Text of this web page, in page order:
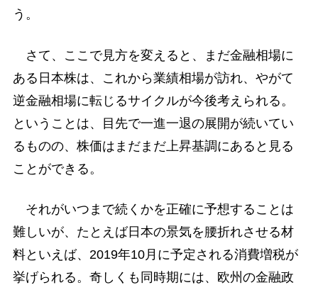
う。
さて、ここで見方を変えると、まだ金融相場に
ある日本株は、これから業績相場が訪れ、やがて
逆金融相場に転じるサイクルが今後考えられる。
ということは、目先で一進一退の展開が続いてい
るものの、株価はまだまだ上昇基調にあると見る
ことができる。
それがいつまで続くかを正確に予想することは
難しいが、たとえば日本の景気を腰折れさせる材
料といえば、2019年10月に予定される消費増税が
挙げられる。奇しくも同時期には、欧州の金融政